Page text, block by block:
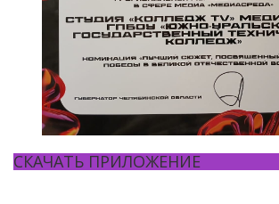
СКАЧАТЬ ПРИЛОЖЕНИЕ